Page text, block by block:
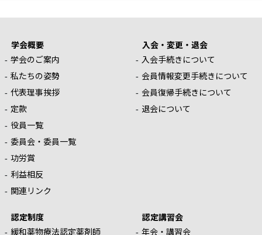
学会概要
学会のご案内
私たちの姿勢
代表理事挨拶
定款
役員一覧
委員会・委員一覧
功労賞
利益相反
関連リンク
入会・変更・退会
入会手続きについて
会員情報変更手続きについて
会員復帰手続きについて
退会について
認定制度
緩和薬物療法認定薬剤師
認定講習会
年会・講習会